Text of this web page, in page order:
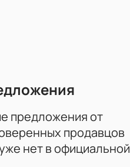
предложения от
продавцов
нет в официальной